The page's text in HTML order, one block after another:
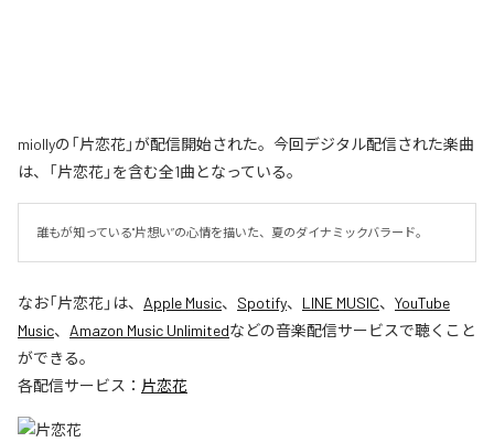
miollyの「片恋花」が配信開始された。今回デジタル配信された楽曲
は、「片恋花」を含む全1曲となっている。
誰もが知っている"片想い”の心情を描いた、夏のダイナミックバラード。
なお「片恋花」は、 Apple Music、 Spotify、 LINE MUSIC、 YouTube
Music、 Amazon Music Unlimitedなどの音楽配信サービスで聴くこと
ができる。
各配信サービス： 片恋花